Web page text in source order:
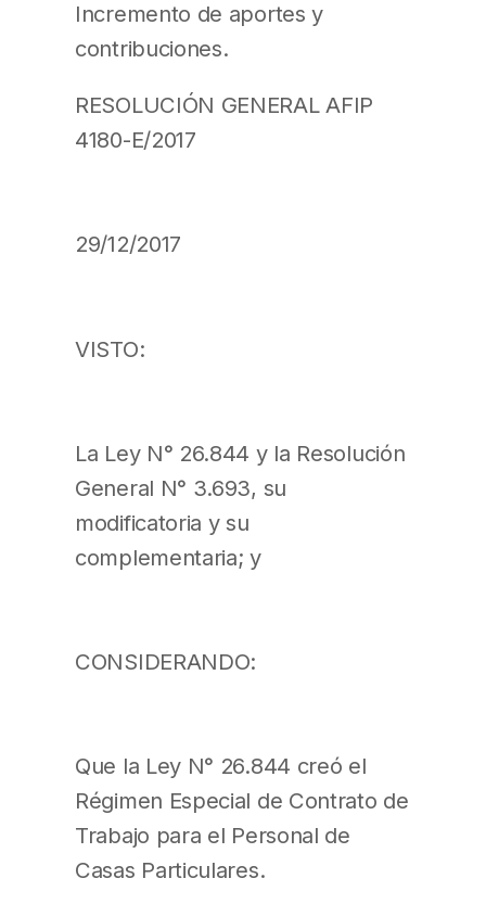
Incremento de aportes y
contribuciones.
RESOLUCIÓN GENERAL AFIP
4180-E/2017
29/12/2017
VISTO:
La Ley N° 26.844 y la Resolución
General N° 3.693, su
modificatoria y su
complementaria; y
CONSIDERANDO:
Que la Ley N° 26.844 creó el
Régimen Especial de Contrato de
Trabajo para el Personal de
Casas Particulares.